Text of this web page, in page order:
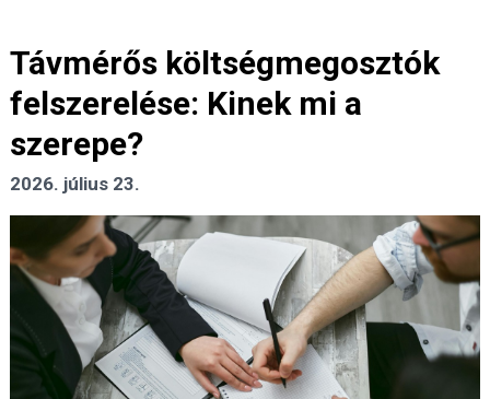
Távmérős költségmegosztók
felszerelése: Kinek mi a
szerepe?
2026. július 23.